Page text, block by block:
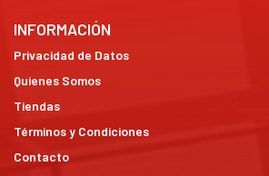
INFORMACIÓN
Privacidad de Datos
Quienes Somos
Tiendas
Términos y Condiciones
Contacto